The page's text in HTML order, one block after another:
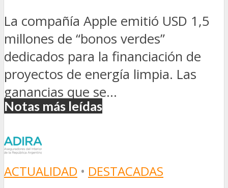
La compañía Apple emitió USD 1,5
millones de “bonos verdes”
dedicados para la financiación de
proyectos de energía limpia. Las
ganancias que se...
Notas más leídas
ACTUALIDAD • DESTACADAS